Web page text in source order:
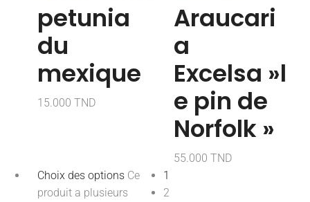
petunia
du
mexique
15.000 TND
Araucari
a
Excelsa »l
e pin de
Norfolk »
55.000 TND
Choix des options Ce
produit a plusieurs
1
2